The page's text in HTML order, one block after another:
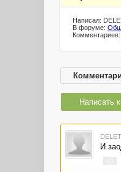
Написал:
В форуме:
Комментариев:
Написать
И